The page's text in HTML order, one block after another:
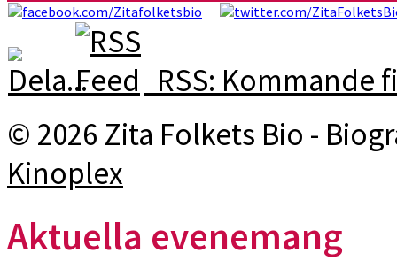
RSS: Kommande
© 2026 Zita Folkets Bio -
Kinoplex
Aktuella evenemang